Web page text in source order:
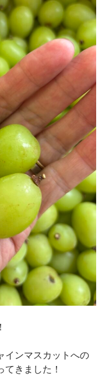
インマスカットへの
きました！